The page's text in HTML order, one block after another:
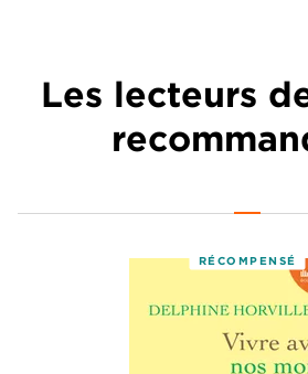
Les lecteurs
RÉCOMPENSÉ